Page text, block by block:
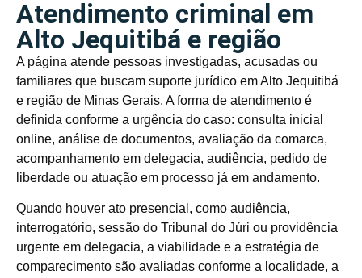
Atendimento criminal em
Alto Jequitibá e região
A página atende pessoas investigadas, acusadas ou
familiares que buscam suporte jurídico em Alto Jequitibá
e região de Minas Gerais. A forma de atendimento é
definida conforme a urgência do caso: consulta inicial
online, análise de documentos, avaliação da comarca,
acompanhamento em delegacia, audiência, pedido de
liberdade ou atuação em processo já em andamento.
Quando houver ato presencial, como audiência,
interrogatório, sessão do Tribunal do Júri ou providência
urgente em delegacia, a viabilidade e a estratégia de
comparecimento são avaliadas conforme a localidade, a